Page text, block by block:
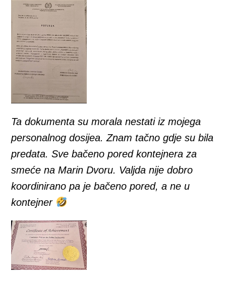
Ta dokumenta su morala nestati iz mojega
personalnog dosijea. Znam tačno gdje su bila
predata. Sve bačeno pored kontejnera za
smeće na Marin Dvoru. Valjda nije dobro
koordinirano pa je bačeno pored, a ne u
kontejner